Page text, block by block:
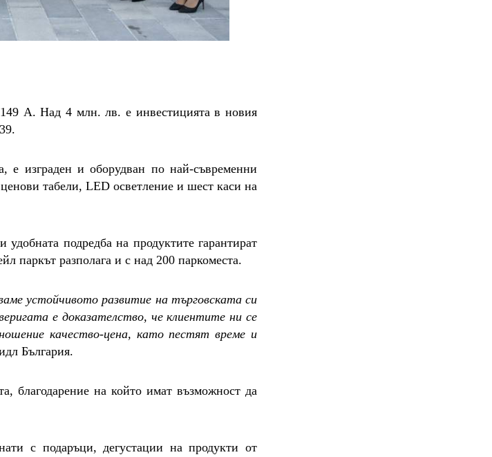
А. Над 4 млн. лв. е инвестицията в новия
е изграден и оборудван по най-съвременни
табели, LED осветление и шест каси на
подредба на продуктите гарантират
паркът разполага и с над 200 паркоместа.
устойчивото развитие на търговската си
е доказателство, че клиентите ни се
качество-цена, като пестят време и
България.
благодарение на който имат възможност да
с подаръци, дегустации на продукти от